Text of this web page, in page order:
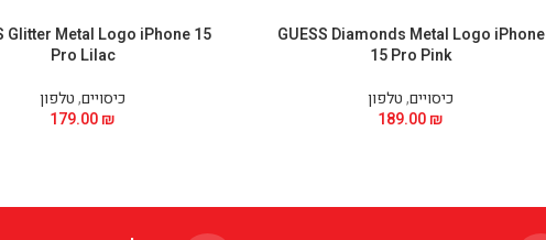
GUESS Diamonds Metal Logo iPhone
15 Pro Pink
כיסויים,טלפון
189.00₪
Glitter Metal Logo iPhone 15
Pro Lilac
כיסויים,טלפון
179.00₪